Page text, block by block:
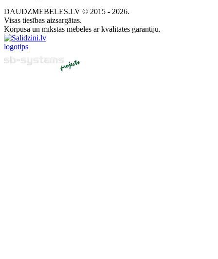
DAUDZMEBELES.LV © 2015 - 2026.
Visas tiesības aizsargātas.
Korpusa un mīkstās mēbeles ar kvalitātes garantiju.